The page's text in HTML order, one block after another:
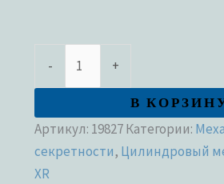
- +
В
Артикул: 19827Категории:
секретности, Цилиндровый
XR